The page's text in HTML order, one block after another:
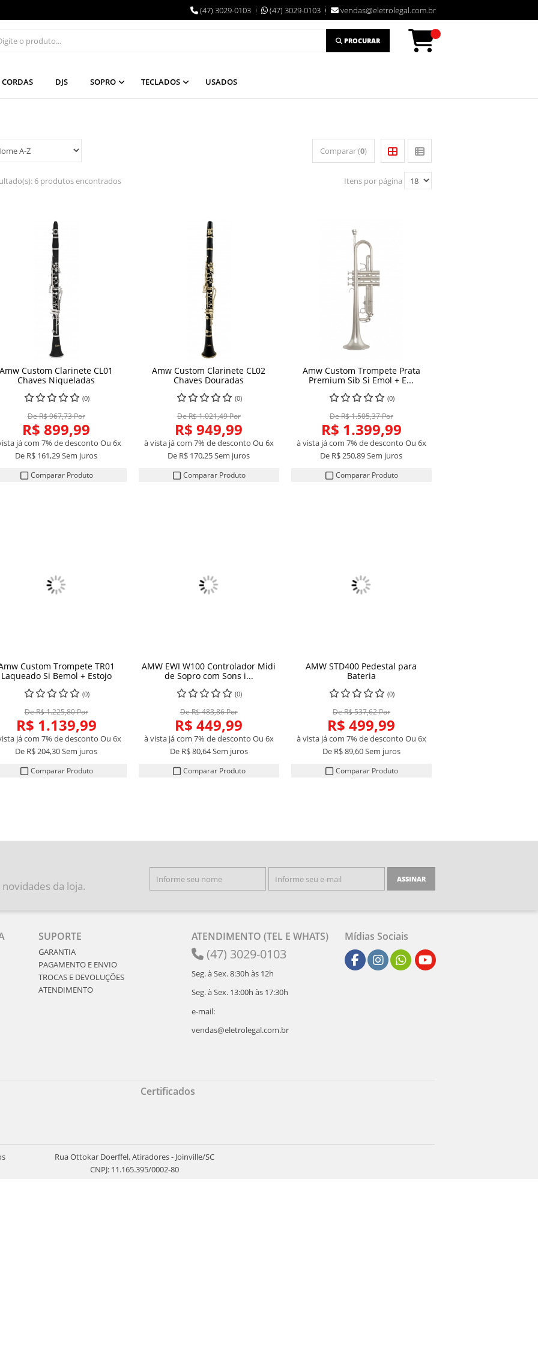
(47) 3029-0103 (47) 3029-0103 vendas@eletrolegal.com.br
PROCURAR
CORDAS DJS SOPRO TECLADOS USADOS
Comparar (0)
6 produtos encontrados Itens por página
Amw Custom Clarinete CL01
Chaves Niqueladas
(0)
De R$ 967,73 Por
R$ 899,99
já com 7% de desconto Ou 6x
De R$ 161,29Sem juros
Comparar Produto
Amw Custom Clarinete CL02
Chaves Douradas
(0)
De R$ 1.021,49 Por
R$ 949,99
à vista já com 7% de desconto Ou 6x
De R$ 170,25Sem juros
Comparar Produto
Amw Custom Trompete Prata
Premium Sib Si Emol + E...
(0)
De R$ 1.505,37 Por
R$ 1.399,99
à vista já com 7% de desconto Ou 6x
De R$ 250,89Sem juros
Comparar Produto
Custom Trompete TR01
Laqueado Si Bemol + Estojo
(0)
De R$ 1.225,80 Por
R$ 1.139,99
já com 7% de desconto Ou 6x
De R$ 204,30Sem juros
Comparar Produto
AMW EWI W100 Controlador Midi
de Sopro com Sons i...
(0)
De R$ 483,86 Por
R$ 449,99
à vista já com 7% de desconto Ou 6x
De R$ 80,64Sem juros
Comparar Produto
AMW STD400 Pedestal para
Bateria
(0)
De R$ 537,62 Por
R$ 499,99
à vista já com 7% de desconto Ou 6x
De R$ 89,60Sem juros
Comparar Produto
da loja.
ASSINAR
SUPORTE
GARANTIA
PAGAMENTO E ENVIO
TROCAS E DEVOLUÇÕES
ATENDIMENTO
ATENDIMENTO (TEL E WHATS)
(47) 3029-0103
Seg. à Sex. 8:30h às 12h
Seg. à Sex. 13:00h às 17:30h
e-mail:
vendas@eletrolegal.com.br
Mídias Sociais
Certificados
Rua Ottokar Doerffel, Atiradores - Joinville/SC
CNPJ: 11.165.395/0002-80